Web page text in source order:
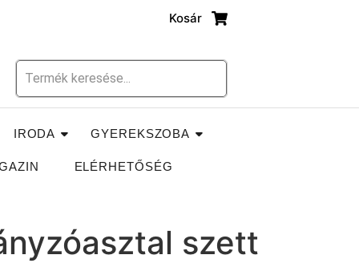
Kosár
IRODA GYEREKSZOBA
ELÉRHETŐSÉG
szett